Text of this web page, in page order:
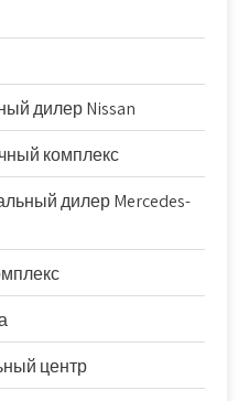
дилер Nissan
комплекс
дилер Mercedes-
центр